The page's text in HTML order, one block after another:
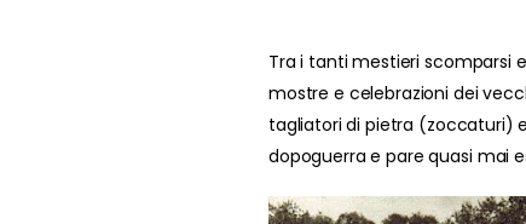
Tra i tanti mestieri scomparsi
mostre e celebrazioni dei
tagliatori di pietra (zoccaturi)
dopoguerra e pare quasi mai